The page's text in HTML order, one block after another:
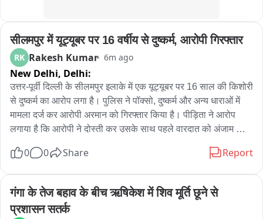
सीलमपुर में यूट्यूबर पर 16 वर्षीय से दुष्कर्म, आरोपी गिरफ्तार
RK Rakesh Kumar 6m ago
New Delhi, Delhi:
उत्तर-पूर्वी दिल्ली के सीलमपुर इलाके में एक यूट्यूबर पर 16 साल की किशोरी
से दुष्कर्म का आरोप लगा है। पुलिस ने पॉक्सो, दुष्कर्म और अन्य धाराओं में
मामला दर्ज कर आरोपी अरमान को गिरफ्तार किया है। पीड़िता ने आरोप
लगाया है कि आरोपी ने दोस्ती कर उसके साथ पहले वारदात को अंजाम
पर पीड़िता ने परेशान होकर मामलें की शिकायत पुलिस से की। छानबीन के
बाद पुलिस ने मामला दर्ज कर आरोपी अरमान को बुधवार गिरफ्तार कर
लिया। अब पुलिस आरोपी से पूछताछ कर मामले की छानबीन कर रही है。
0 0 Share Report
गंगा के तेज बहाव के बीच ऋषिकेश में शिव मूर्ति छूने से
प्रशासन सतर्क